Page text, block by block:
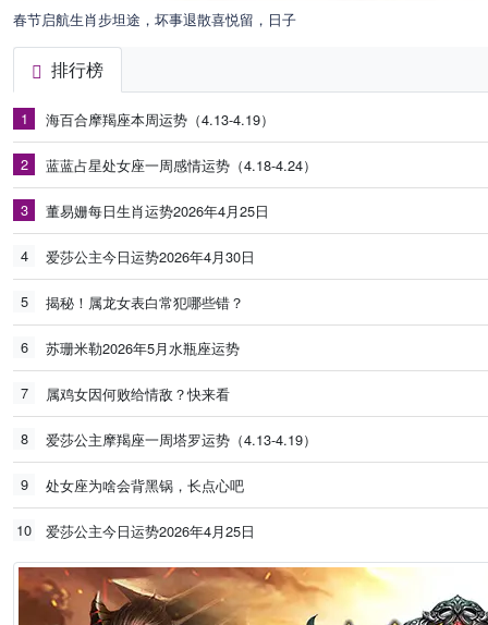
春节启航生肖步坦途，坏事退散喜悦留，日子
排行榜
1 海百合摩羯座本周运势（4.13-4.19）
2 蓝蓝占星处女座一周感情运势（4.18-4.24）
3 董易姗每日生肖运势2026年4月25日
4 爱莎公主今日运势2026年4月30日
5 揭秘！属龙女表白常犯哪些错？
6 苏珊米勒2026年5月水瓶座运势
7 属鸡女因何败给情敌？快来看
8 爱莎公主摩羯座一周塔罗运势（4.13-4.19）
9 处女座为啥会背黑锅，长点心吧
10 爱莎公主今日运势2026年4月25日